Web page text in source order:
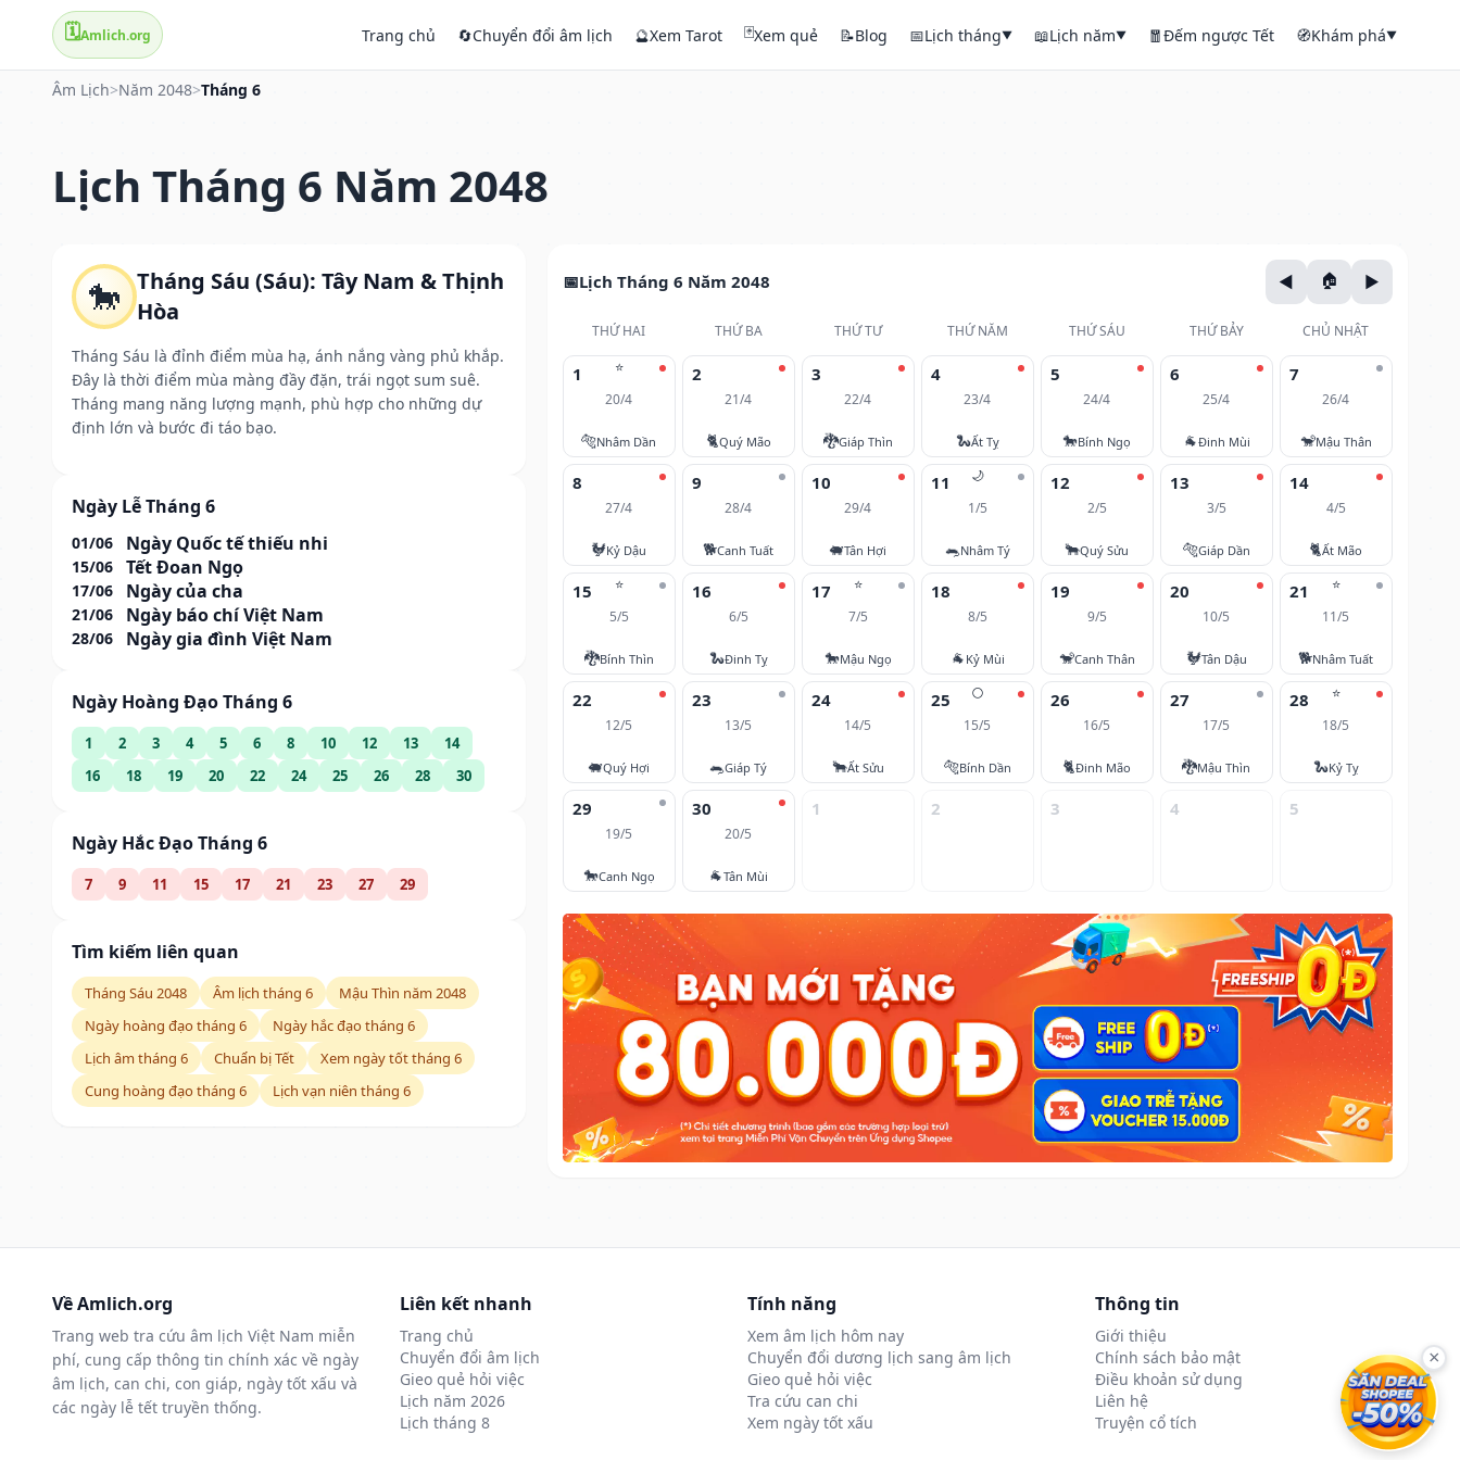
🗓️Amlich.org Trang chủ 🔄Chuyển đổi âm lịch 🔮Xem Tarot 🃏Xem quẻ 📝Blog 📅Lịch tháng▼ 📖Lịch năm▼ 🧧Đếm ngược Tết 🧭Khám phá▼
Âm Lịch>Năm 2048>Tháng 6
Lịch Tháng 6 Năm 2048
🐎 Tháng Sáu (Sáu): Tây Nam & Thịnh
Hòa
Tháng Sáu là đỉnh điểm mùa hạ, ánh nắng vàng phủ khắp.
Đây là thời điểm mùa màng đầy đặn, trái ngọt sum suê.
Tháng mang năng lượng mạnh, phù hợp cho những dự
định lớn và bước đi táo bạo.
Ngày Lễ Tháng 6
01/06 Ngày Quốc tế thiếu nhi
15/06 Tết Đoan Ngọ
17/06 Ngày của cha
21/06 Ngày báo chí Việt Nam
28/06 Ngày gia đình Việt Nam
Ngày Hoàng Đạo Tháng 6
1 2 3 4 5 6 8 10 12 13
14
16
18 19 20 22 24 25 26 28 30
Ngày Hắc Đạo Tháng 6
7 9 11 15 17 21 23 27 29
Tìm kiếm liên quan
Tháng Sáu 2048 Âm lịch tháng 6
Mậu Thìn năm 2048
Ngày hoàng đạo tháng 6
Ngày hắc đạo tháng 6
Lịch âm tháng 6
Chuẩn bị Tết
Xem ngày tốt tháng 6
Cung hoàng đạo tháng 6
Lịch vạn niên tháng 6
Lịch Tháng 6 Năm 2048
THỨ HAI THỨ BA THỨ TƯ THỨ NĂM THỨ SÁU THỨ BẢY
CHỦ NHẬT
⭐
1
20/4
🐅Nhâm Dần
2
21/4
🐈Quý Mão
3
22/4
🐉Giáp Thìn
4
23/4
🐍Ất Tỵ
5
24/4
🐎Bính Ngọ
6
25/4
🐐Đinh Mùi
7
26/4
🐒Mậu Thân
8
27/4
🐓Kỷ Dậu
9
28/4
🐕Canh Tuất
10
29/4
🐖Tân Hợi
🌙
11
1/5
🐀Nhâm Tý
12
2/5
🐂Quý Sửu
13
3/5
🐅Giáp Dần
14
4/5
🐈Ất Mão
⭐
15
5/5
🐉Bính Thìn
16
6/5
🐍Đinh Tỵ
⭐
17
7/5
🐎Mậu Ngọ
18
8/5
🐐 Kỷ Mùi
19
9/5
🐒Canh Thân
20
10/5
🐓Tân Dậu
⭐
21
11/5
🐕Nhâm Tuất
22
12/5
🐖Quý Hợi
23
13/5
🐀Giáp Tý
24
14/5
🐂Ất Sửu
🌕
25
15/5
🐅Bính Dần
26
16/5
🐈Đinh Mão
27
17/5
🐉Mậu Thìn
⭐
28
18/5
🐍Kỷ Tỵ
29
19/5
🐎Canh Ngọ
30
20/5
🐐Tân Mùi
1 2 3 4 5
Về Amlich.org
Trang web tra cứu âm lịch Việt Nam miễn
phí, cung cấp thông tin chính xác về ngày
âm lịch, can chi, con giáp, ngày tốt xấu và
các ngày lễ tết truyền thống.
Liên kết nhanh
Trang chủ
Chuyển đổi âm lịch
Gieo quẻ hỏi việc
Lịch năm 2026
Lịch tháng 8
Tính năng
Xem âm lịch hôm nay
Chuyển đổi dương lịch sang âm lịch
Gieo quẻ hỏi việc
Tra cứu can chi
Xem ngày tốt xấu
Thông tin
Giới thiệu
Chính sách bảo mật
Điều khoản sử dụng
Liên hệ
Truyện cổ tích
×